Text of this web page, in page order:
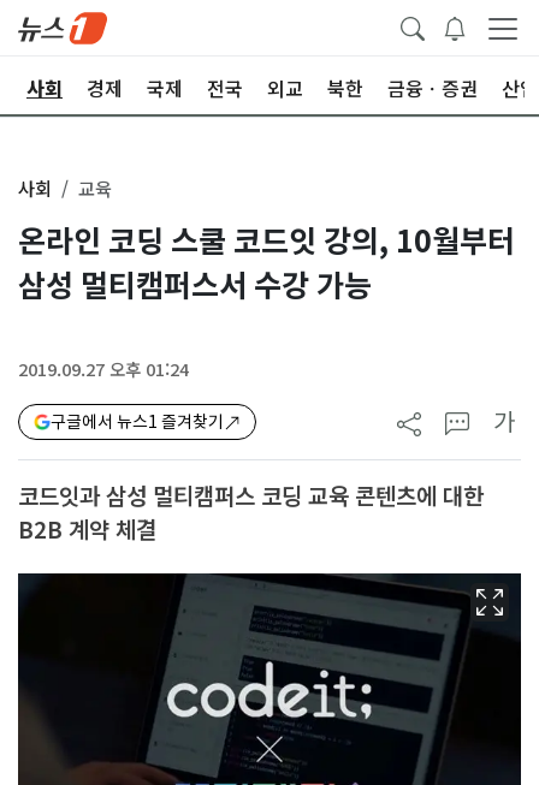
사회 경제 국제 전국 외교 북한 금융ㆍ증권 산업
사회 교육
온라인 코딩 스쿨 코드잇 강의, 10월부터
삼성 멀티캠퍼스서 수강 가능
2019.09.27 오후 01:24
구글에서 뉴스1 즐겨찾기 가
코드잇과 삼성 멀티캠퍼스 코딩 교육 콘텐츠에 대한
B2B 계약 체결